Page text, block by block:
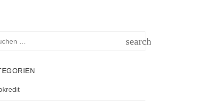
search